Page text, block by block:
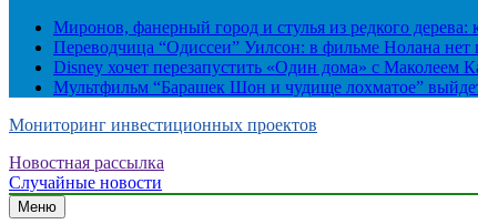
Миронов, фанерный город и стулья из редкого
Переводчица “Одиссеи” Уилсон: в фильме Нолана нет
Disney хочет перезапустить «Один дома» с Маколеем
Мультфильм “Барашек Шон и чудище лохматое”
Мониторинг инвестиционных проектов
Новостная рассылка
Случайные новости
Меню